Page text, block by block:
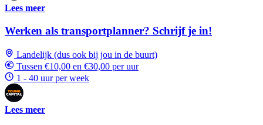
Lees meer
Werken als transportplanner? Schrijf je in!
Landelijk (dus ook bij jou in de buurt)
Tussen €10,00 en €30,00 per uur
1 - 40 uur per week
Lees meer